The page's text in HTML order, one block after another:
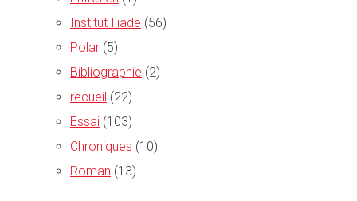
Institut Iliade (56)
Polar (5)
Bibliographie (2)
recueil (22)
Essai (103)
Chroniques (10)
Roman (13)